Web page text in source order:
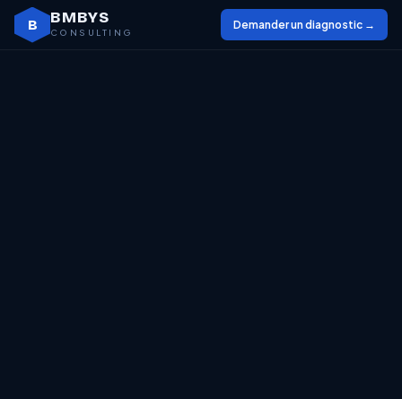
B BMBYS
CONSULTING
Demander un diagnostic →